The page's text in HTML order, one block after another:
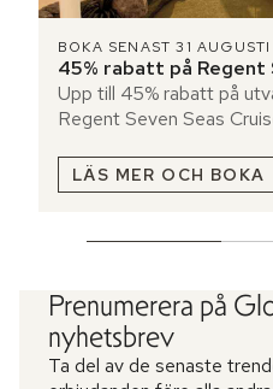
BOKA SENAST 31 AUGUSTI
45% rabatt på Regent
Upp till 45% rabatt på
Regent Seven Seas
LÄS MER OCH BOKA
Prenumerera på
nyhetsbrev
Ta del av de senaste